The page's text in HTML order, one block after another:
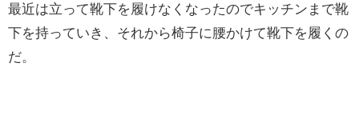
最近は立って靴下を履けなくなったのでキッチンまで靴
下を持っていき、それから椅子に腰かけて靴下を履くの
だ。